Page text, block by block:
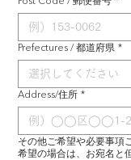
Prefectures / 都道府県 *
Address/住所 *
その他ご希望や必要事項
希望の場合は、お宛名と